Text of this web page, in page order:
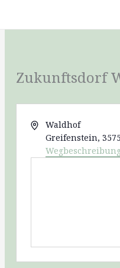
Zukunftsdorf
Adresse
Waldhof
Greifenstein,